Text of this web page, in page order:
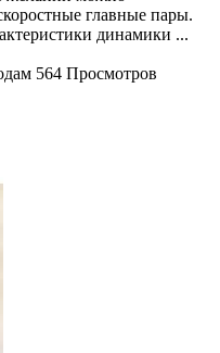
главные пары.
динамики ...
564 Просмотров